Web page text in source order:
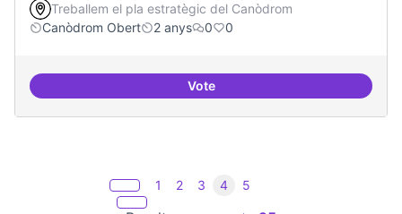
Treballem el pla estratègic del Canòdrom
Canòdrom Obert
2 anys 0 0
VoteMemòria Històrica - Referencia
1 2 3 4 5